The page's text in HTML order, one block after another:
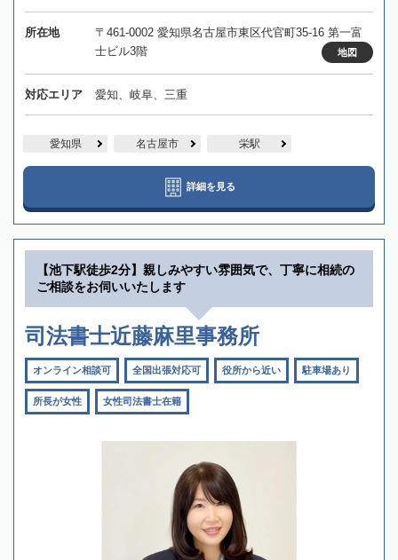
所在地
〒461-0002 愛知県名古屋市東区代官町35-16 第一富
士ビル3階
地図
対応エリア 愛知、岐阜、三重
愛知県 名古屋市 栄駅
詳細を見る
【池下駅徒歩2分】親しみやすい雰囲気で、丁寧に相続の
ご相談をお伺いいたします
司法書士近藤麻里事務所
オンライン相談可 全国出張対応可 役所から近い 駐車場あり
所長が女性 女性司法書士在籍